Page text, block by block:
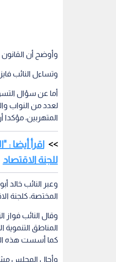
وأوضح أن
وتساءل النائب
أما عن سؤال
لعدد من النواب
المتهربين، مؤكدا
اقرأ أيضا
للجنة الاقتصاد
وعبر النائب خالد
المختصة، كلجنة
وقال النائب فواز
المناطق
كما أسست هذه
وأحال المجلس